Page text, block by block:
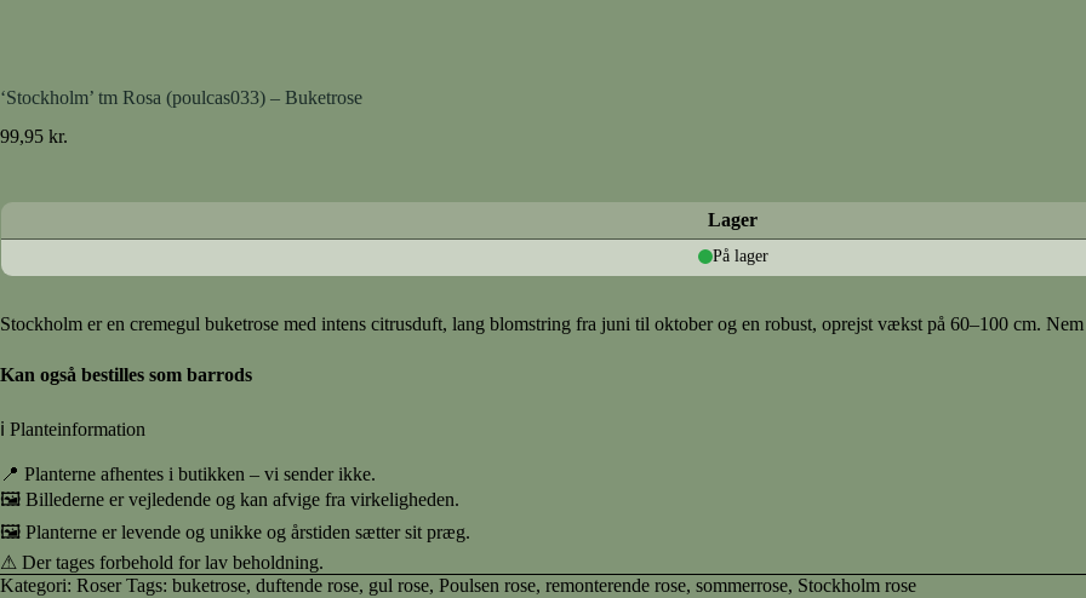
‘Stockholm’ tm Rosa (poulcas033) – Buketrose
99,95 kr.
Lager
På lager
Stockholm er en cremegul buketrose med intens citrusduft, lang blomstring fra juni til oktober og en robust, oprejst vækst på 60–100 cm.
Kan også bestilles som barrods
ℹ Planteinformation
📍 Planterne afhentes i butikken – vi sender ikke.
🖼 Billederne er vejledende og kan afvige fra virkeligheden.
🖼 Planterne er levende og unikke og årstiden sætter sit præg.
⚠ Der tages forbehold for lav beholdning.
Kategori: Roser Tags: buketrose, duftende rose, gul rose, Poulsen rose, remonterende rose, sommerrose, Stockholm rose